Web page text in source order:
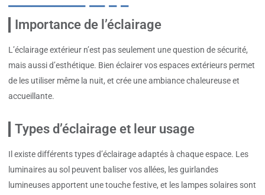
Importance de l’éclairage
L’éclairage extérieur n’est pas seulement une question de sécurité,
mais aussi d’esthétique. Bien éclairer vos espaces extérieurs permet
de les utiliser même la nuit, et crée une ambiance chaleureuse et
accueillante.
Types d’éclairage et leur usage
Il existe différents types d’éclairage adaptés à chaque espace. Les
luminaires au sol peuvent baliser vos allées, les guirlandes
lumineuses apportent une touche festive, et les lampes solaires sont